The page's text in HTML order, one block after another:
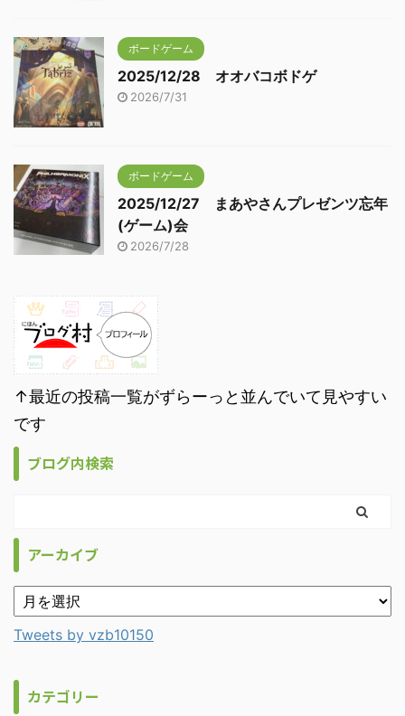
ボードゲーム
2025/12/28 オオバコボドゲ
2026/7/31
ボードゲーム
2025/12/27 まあやさんプレゼンツ忘年
(ゲーム)会
2026/7/28
↑最近の投稿一覧がずらーっと並んでいて見やすい
です
ブログ内検索
アーカイブ
Tweets by vzb10150
カテゴリー